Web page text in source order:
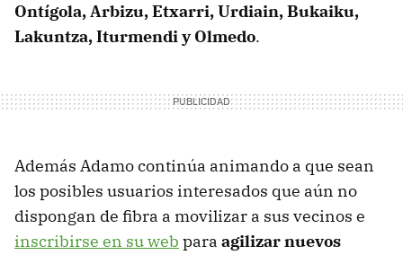
Ontígola, Arbizu, Etxarri, Urdiain, Bukaiku,
Lakuntza, Iturmendi y Olmedo.
Además Adamo continúa animando a que sean
los posibles usuarios interesados que aún no
dispongan de fibra a movilizar a sus vecinos e
inscribirse en su web para agilizar nuevos